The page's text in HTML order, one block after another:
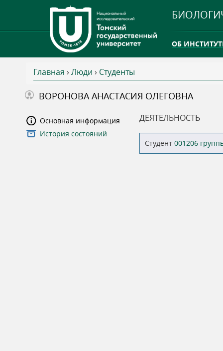
ОБ
ТГУ ОТКРЫЛ
В
ы
з
Главная › Люди › Студенты
ВОРОНОВА АНАСТАСИЯ ОЛЕГОВНА
Основная информация
История состояний
ДЕЯТЕЛЬНОСТЬ
Студент 001206